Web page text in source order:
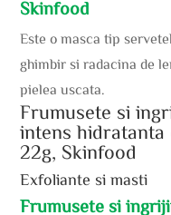
Skinfood
Este o masca tip
ghimbir si radacina de
pielea uscata.
Frumusete si
intens hidratanta
22g, Skinfood
Exfoliante si masti
Frumusete si